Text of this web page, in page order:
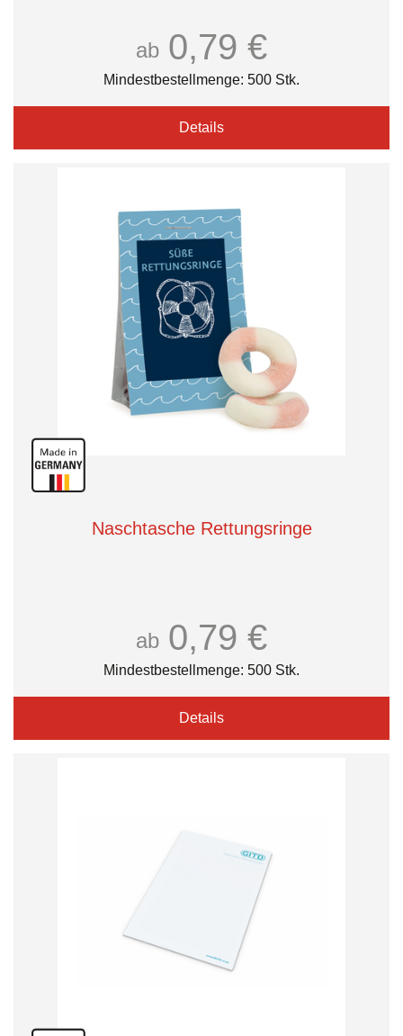
ab 0,79 €
Mindestbestellmenge: 500 Stk.
Details
Naschtasche Rettungsringe
ab 0,79 €
Mindestbestellmenge: 500 Stk.
Details